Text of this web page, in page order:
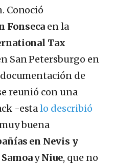
Conoció
Fonseca en la
Tax
San Petersburgo en
de
reunió con una
-estalo describió
buena
en Nevis y
SamoayNiue, que no